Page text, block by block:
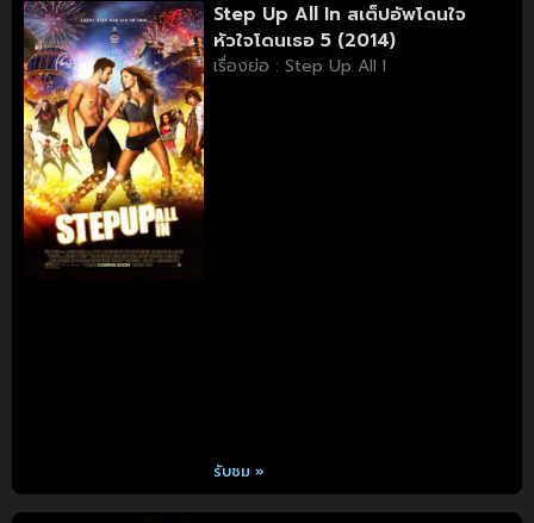
Step Up All In สเต็ปอัพโดนใจ
หัวใจโดนเธอ 5 (2014)
เรื่องย่อ : Step Up All I
รับชม »